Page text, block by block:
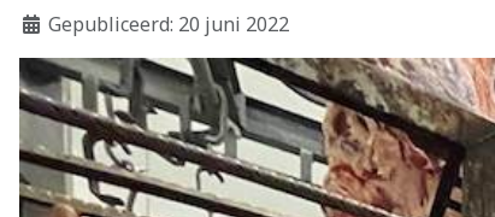
Gepubliceerd: 20 juni 2022